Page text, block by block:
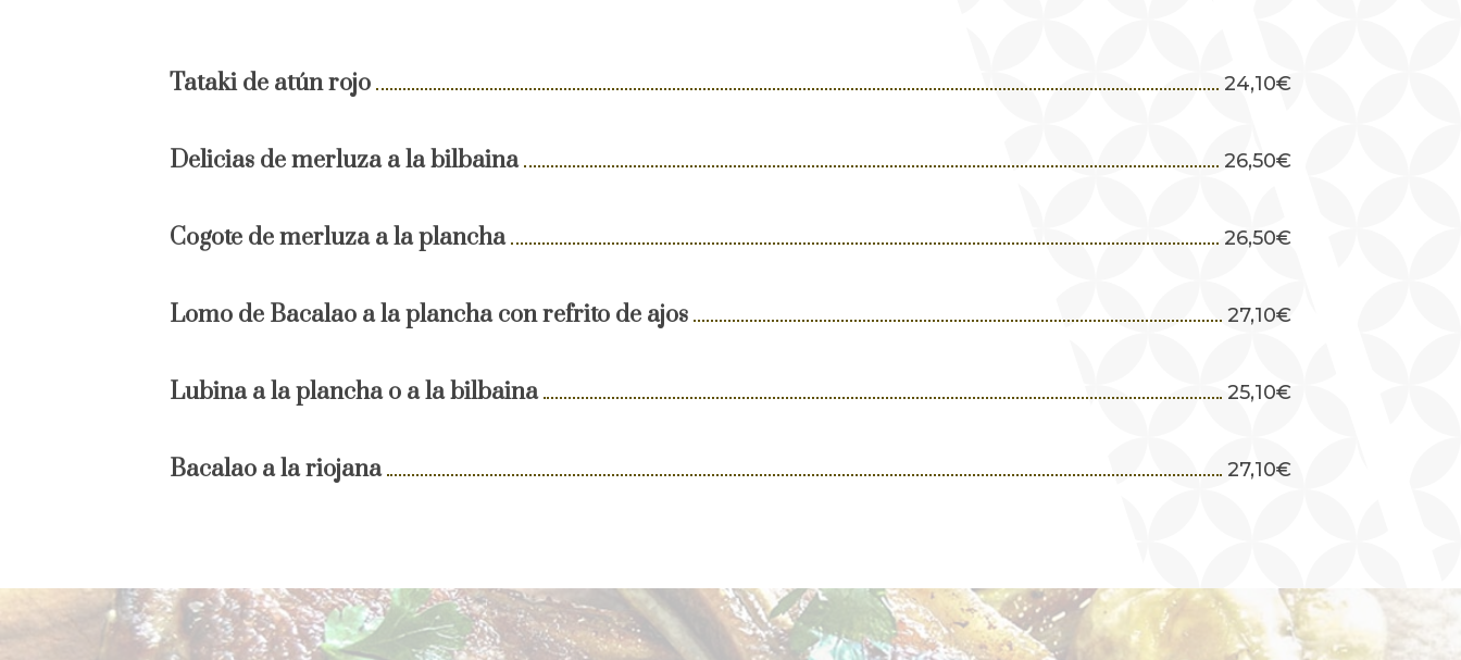
Tataki de atún rojo 24,10€
Delicias de merluza a la bilbaina 26,50€
Cogote de merluza a la plancha 26,50€
Lomo de Bacalao a la plancha con refrito de ajos 27,10€
Lubina a la plancha o a la bilbaina 25,10€
Bacalao a la riojana 27,10€